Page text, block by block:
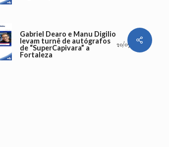
Gabriel Dearo e Manu Digilio
levam turnê de autógrafos
de “SuperCapivara” a
Fortaleza
20/07/2026Share